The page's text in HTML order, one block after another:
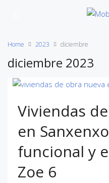
Home 2023 diciembre
diciembre 2023
Viviendas
en
funcional y
Zoe 6